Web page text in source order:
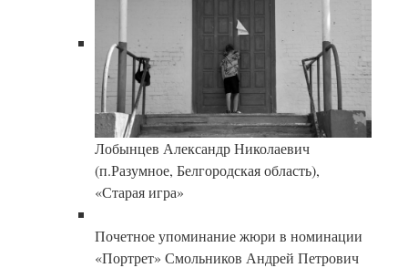
Лобынцев Александр Николаевич
(п.Разумное, Белгородская область),
«Старая игра»
Почетное упоминание жюри в номинации
«Портрет» Смольников Андрей Петрович